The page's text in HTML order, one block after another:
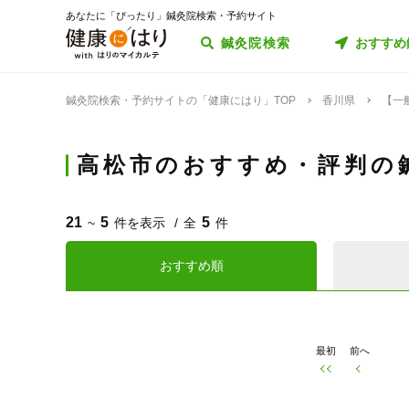
あなたに「ぴったり」鍼灸院検索・予約サイト
鍼灸院検索 おすす
鍼灸院検索・予約サイトの「健康にはり」TOP 香川県 【
高松市のおすすめ・評判
21 ~ 5 件を表示 全 5 件
おすすめ順
最初 前へ